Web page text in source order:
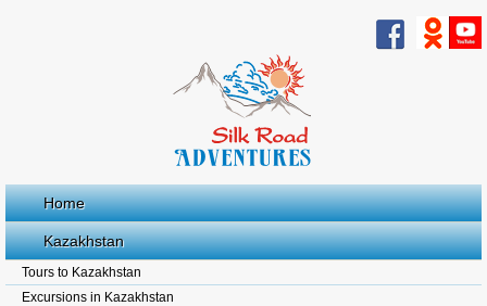
Home
Kazakhstan
Tours to Kazakhstan
Excursions in Kazakhstan